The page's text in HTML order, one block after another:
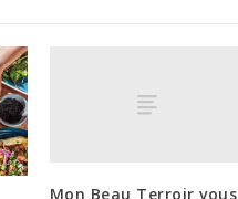
Mon Beau Terroir vous